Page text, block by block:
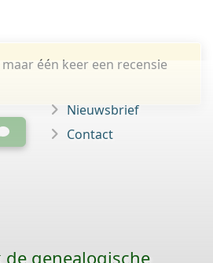
één keer een recensie
Nieuwsbrief
Contact
de genealogische